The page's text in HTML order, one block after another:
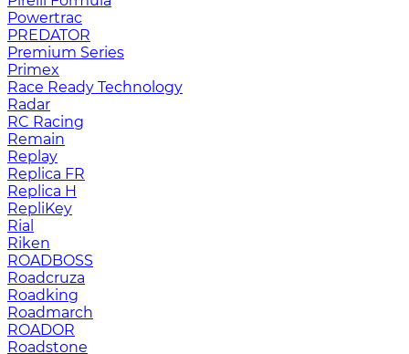
Powertrac
PREDATOR
Premium Series
Primex
Race Ready Technology
Radar
RC Racing
Remain
Replay
Replica FR
Replica H
RepliKey
Rial
Riken
ROADBOSS
Roadcruza
Roadking
Roadmarch
ROADOR
Roadstone